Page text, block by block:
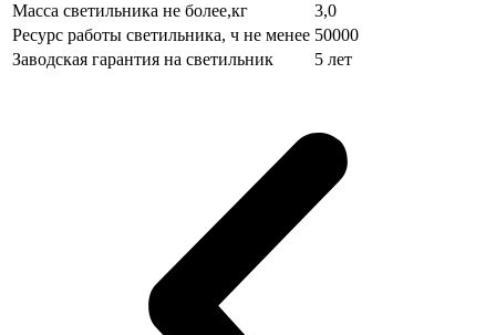
Масса светильника не более,кг
3,0
Ресурс работы светильника, ч не менее 50000
Заводская гарантия на светильник
5 лет